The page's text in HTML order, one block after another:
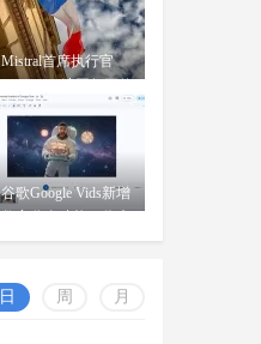
Mistral首席执行官
电力
谷歌Google Vids新增
可
日 周 月